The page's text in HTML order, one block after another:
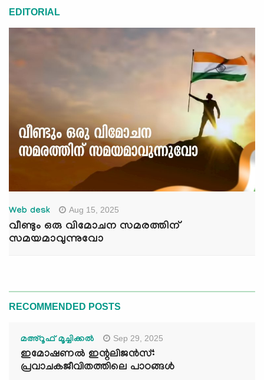
EDITORIAL
Web desk Aug 15, 2025
വീണ്ടും ഒരു വിമോചന സമരത്തിന്
സമയമാവുന്നുവോ
RECOMMENDED POSTS
മഅ്റൂഫ് മൂച്ചിക്കല്‍ Sep 29, 2025
ഇമോഷണൽ ഇന്റലിജൻസ്:
പ്രവാചകജീവിതത്തിലെ പാഠങ്ങൾ